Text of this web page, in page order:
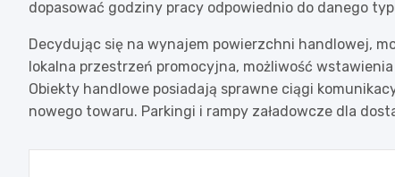
dopasować godziny pracy odpowiednio do danego
Decydując się na wynajem powierzchni handlowej,
lokalna przestrzeń promocyjna, możliwość
Obiekty handlowe posiadają sprawne ciągi
nowego towaru. Parkingi i rampy załadowcze dla